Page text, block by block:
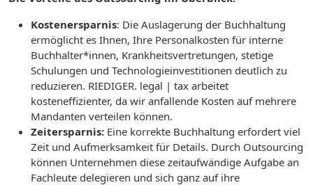
Kostenersparnis: Die Auslagerung der Buchhaltung
ermöglicht es Ihnen, Ihre Personalkosten für interne
Buchhalter*innen, Krankheitsvertretungen, stetige
Schulungen und Technologieinvestitionen deutlich zu
reduzieren. RIEDIGER. legal | tax arbeitet
kosteneffizienter, da wir anfallende Kosten auf mehrere
Mandanten verteilen können.
Zeitersparnis: Eine korrekte Buchhaltung erfordert viel
Zeit und Aufmerksamkeit für Details. Durch Outsourcing
können Unternehmen diese zeitaufwändige Aufgabe an
Fachleute delegieren und sich ganz auf ihre